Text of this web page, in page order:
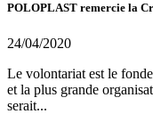
POLOPLAST remercie la
24/04/2020
Le volontariat est le
et la plus grande
serait...